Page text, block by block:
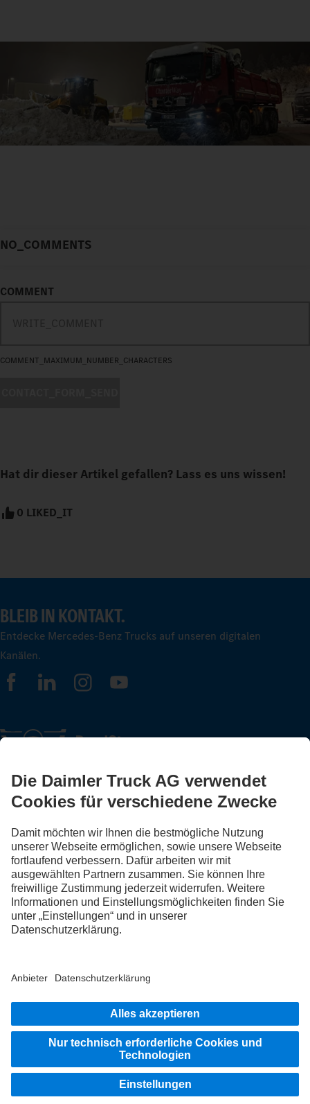
NO_COMMENTS
COMMENT
COMMENT_MAXIMUM_NUMBER_CHARACTERS
Hat dir dieser Artikel gefallen? Lass es uns wissen!
0 LIKED_IT
BLEIB IN KONTAKT.
Entdecke Mercedes-Benz Trucks auf unseren digitalen
Kanälen.
FOLLOW THE ROADSTARS.
Tausche jetzt Erfahrungen mit anderen Truckerinnen und
Steig ein
Datenschutz
Rechtliche Hinweise
EU Data Act